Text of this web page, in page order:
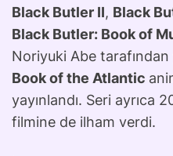
Black Butler II, Black
Black Butler: Book of
Noriyuki Abe
Book of the Atlantic
yayınlandı. Seri ayrıca
filmine de ilham verdi.